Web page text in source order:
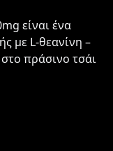
είναι ένα
με L-θεανίνη –
πράσινο τσάι